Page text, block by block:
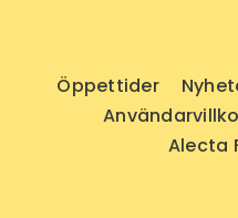
Öppettider
Alecta